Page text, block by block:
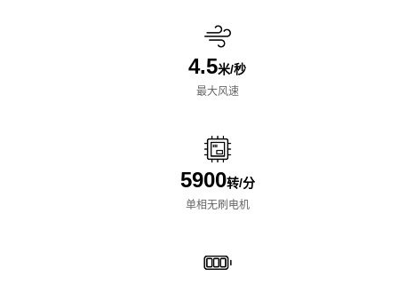
4.5米/秒
最大风速
5900转/分
单相无刷电机